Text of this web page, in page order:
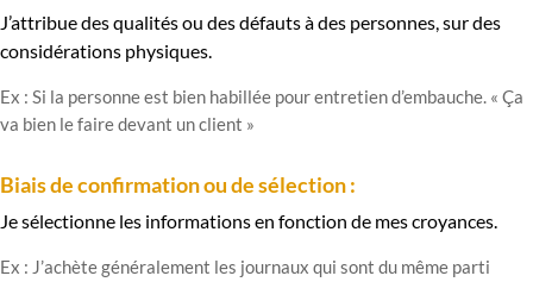
J’attribue des qualités ou des défauts à des personnes, sur des
considérations physiques.
Ex : Si la personne est bien habillée pour entretien d’embauche. « Ça
va bien le faire devant un client »
Biais de confirmation ou de sélection :
Je sélectionne les informations en fonction de mes croyances.
Ex : J’achète généralement les journaux qui sont du même parti